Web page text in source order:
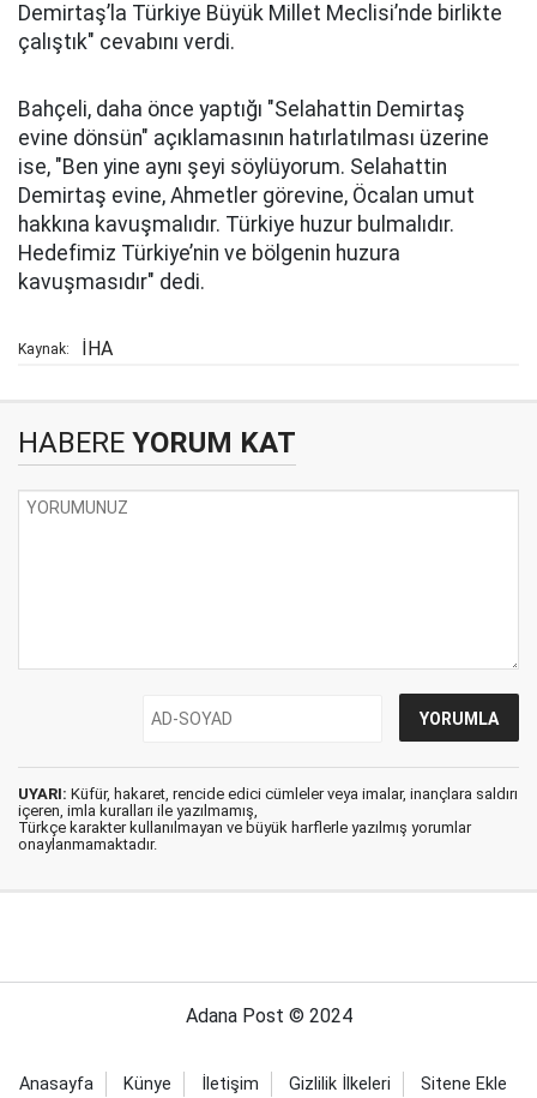
Demirtaş’la Türkiye Büyük Millet Meclisi’nde birlikte
çalıştık" cevabını verdi.
Bahçeli, daha önce yaptığı "Selahattin Demirtaş
evine dönsün" açıklamasının hatırlatılması üzerine
ise, "Ben yine aynı şeyi söylüyorum. Selahattin
Demirtaş evine, Ahmetler görevine, Öcalan umut
hakkına kavuşmalıdır. Türkiye huzur bulmalıdır.
Hedefimiz Türkiye’nin ve bölgenin huzura
kavuşmasıdır" dedi.
Kaynak: İHA
HABERE YORUM KAT
UYARI: Küfür, hakaret, rencide edici cümleler veya imalar, inançlara saldırı
içeren, imla kuralları ile yazılmamış,
Türkçe karakter kullanılmayan ve büyük harflerle yazılmış yorumlar
onaylanmamaktadır.
Adana Post © 2024
Anasayfa Künye İletişim Gizlilik İlkeleri Sitene Ekle